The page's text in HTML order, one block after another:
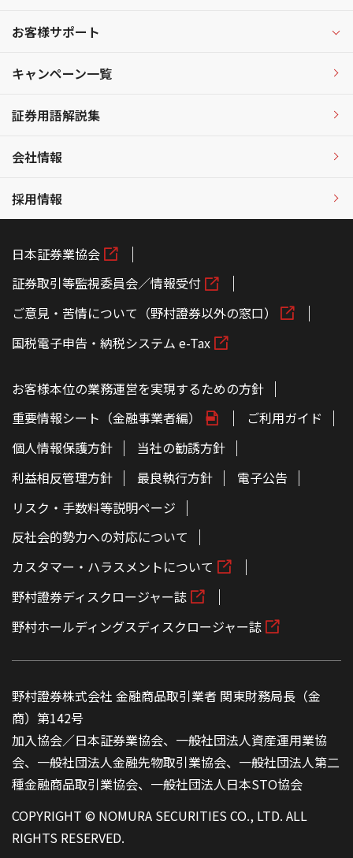
お客様サポート
キャンペーン一覧
証券用語解説集
会社情報
採用情報
日本証券業協会
証券取引等監視委員会／情報受付
ご意見・苦情について（野村證券以外の窓口）
国税電子申告・納税システム e-Tax
お客様本位の業務運営を実現するための方針
重要情報シート（金融事業者編）
ご利用ガイド
個人情報保護方針
当社の勧誘方針
利益相反管理方針
最良執行方針
電子公告
リスク・手数料等説明ページ
反社会的勢力への対応について
カスタマー・ハラスメントについて
野村證券ディスクロージャー誌
野村ホールディングスディスクロージャー誌
野村證券株式会社 金融商品取引業者 関東財務局長（金
商）第142号
加入協会／日本証券業協会、一般社団法人資産運用業協
会、一般社団法人金融先物取引業協会、一般社団法人第二
種金融商品取引業協会、一般社団法人日本STO協会
COPYRIGHT © NOMURA SECURITIES CO., LTD. ALL
RIGHTS RESERVED.